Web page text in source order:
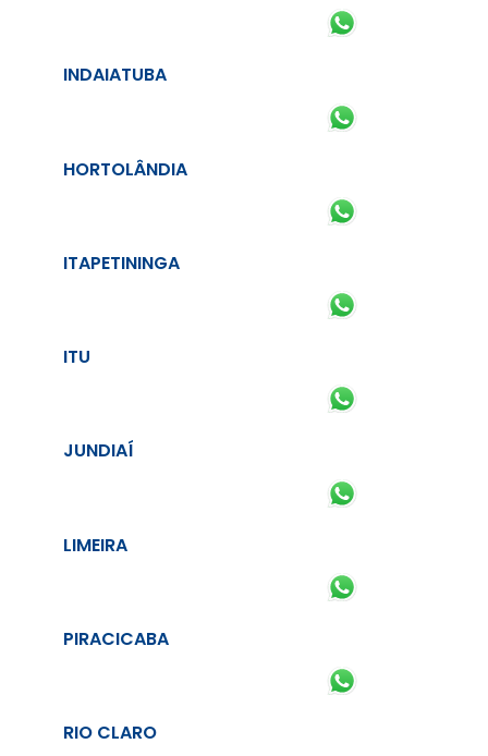
INDAIATUBA
HORTOLÂNDIA
ITAPETININGA
ITU
JUNDIAÍ
LIMEIRA
PIRACICABA
RIO CLARO